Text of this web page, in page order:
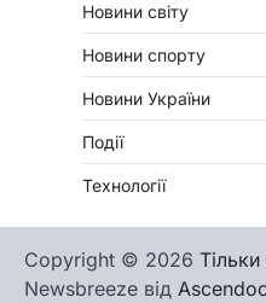
Новини світу
Новини спорту
Новини України
Події
Технології
Copyright © 2026 Тільки
Newsbreeze від